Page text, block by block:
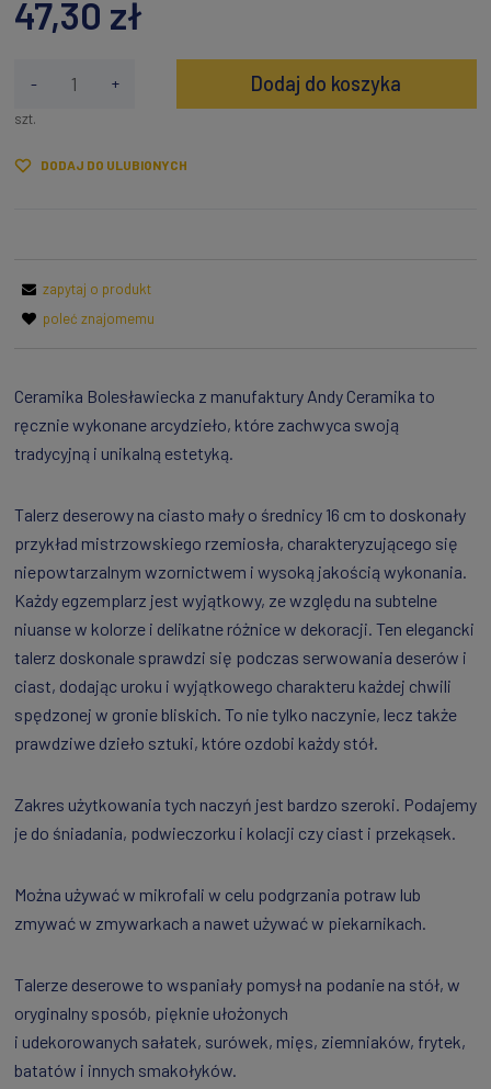
47,30 zł
- +
szt.
Dodaj do koszyka
DODAJ DO ULUBIONYCH
zapytaj o produkt
poleć znajomemu
Ceramika Bolesławiecka z manufaktury Andy Ceramika to
ręcznie wykonane arcydzieło, które zachwyca swoją
tradycyjną i unikalną estetyką.
Talerz deserowy na ciasto mały o średnicy 16 cm to doskonały
przykład mistrzowskiego rzemiosła, charakteryzującego się
niepowtarzalnym wzornictwem i wysoką jakością wykonania.
Każdy egzemplarz jest wyjątkowy, ze względu na subtelne
niuanse w kolorze i delikatne różnice w dekoracji. Ten elegancki
talerz doskonale sprawdzi się podczas serwowania deserów i
ciast, dodając uroku i wyjątkowego charakteru każdej chwili
spędzonej w gronie bliskich. To nie tylko naczynie, lecz także
prawdziwe dzieło sztuki, które ozdobi każdy stół.
Zakres użytkowania tych naczyń jest bardzo szeroki. Podajemy
je do śniadania, podwieczorku i kolacji czy ciast i przekąsek.
Można używać w mikrofali w celu podgrzania potraw lub
zmywać w zmywarkach a nawet używać w piekarnikach.
Talerze deserowe to wspaniały pomysł na podanie na stół, w
oryginalny sposób, pięknie ułożonych
i udekorowanych sałatek, surówek, mięs, ziemniaków, frytek,
batatów i innych smakołyków.